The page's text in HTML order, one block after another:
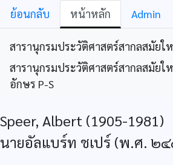
ย้อนกลับ หน้าหลัก Admin
สารานุกรมประวัติศาสตร์สากลสมัยใ
สารานุกรมประวัติศาสตร์สากลสมัยใ
อักษร P-S
Speer, Albert (1905-1981)
นายอัลแบร์ท ชเปร์ (พ.ศ. ๒